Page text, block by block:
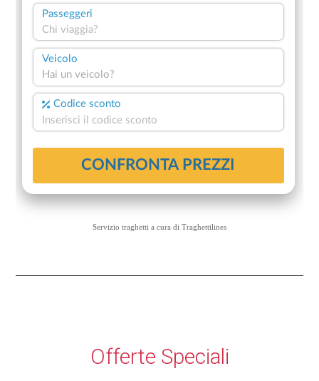
Servizio traghetti a cura di Traghettilines
Offerte Speciali